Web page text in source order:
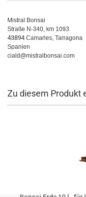
Mistral Bonsai
Straße N-340, km 1093
43894 Camarles, Tarragona
Spanien
ciald@mistralbonsai.com
Zu diesem Produkt